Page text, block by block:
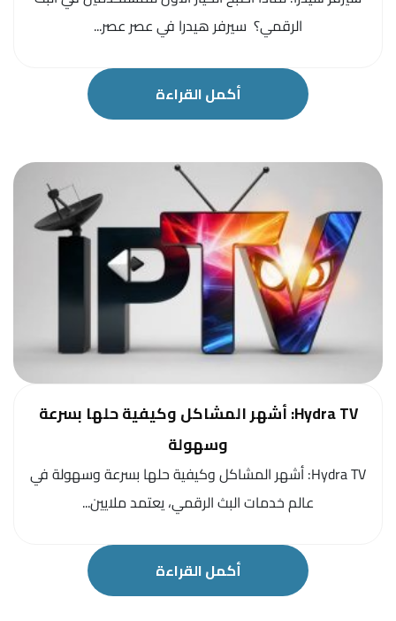
الرقمي؟ سيرفر هيدرا في عصر عصر...
أكمل القراءة
Hydra TV: أشهر المشاكل وكيفية حلها بسرعة
وسهولة
Hydra TV: أشهر المشاكل وكيفية حلها بسرعة وسهولة في
عالم خدمات البث الرقمي، يعتمد ملايين...
أكمل القراءة